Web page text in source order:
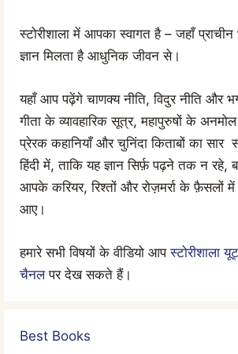
स्टोरीशाला में आपका स्वागत है – जहाँ प्राचीन
ज्ञान मिलता है आधुनिक जीवन से।
यहाँ आप पढ़ेंगे चाणक्य नीति, विदुर नीति और
गीता के व्यावहारिक सूत्र, महापुरुषों के
प्रेरक कहानियाँ और चुनिंदा किताबों का सार
हिंदी में, ताकि यह ज्ञान सिर्फ़ पढ़ने तक न रहे,
आपके करियर, रिश्तों और रोज़मर्रा के फ़ैसलों
आए।
हमारे सभी विषयों के वीडियो आपस्टोरीशाला
चैनलपर देख सकते हैं।
Best Books